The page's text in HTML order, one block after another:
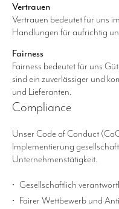
Vertrauen
Vertrauen bedeutet für uns
Handlungen für aufrichtig
Fairness
Fairness bedeutet für uns
sind ein zuverlässiger und
und Lieferanten.
​Compliance
Unser Code of Conduct
Implementierung
Unternehmenstätigkeit.
Gesellschaftlich
Fairer Wettbewerb und